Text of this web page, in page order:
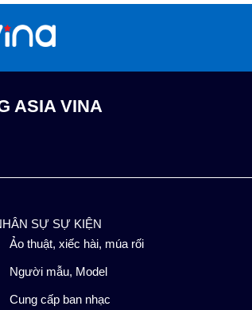
ASIA VINA
SỰ SỰ KIỆN
Ảo thuật, xiếc hài, múa rối
Người mẫu, Model
Cung cấp ban nhạc